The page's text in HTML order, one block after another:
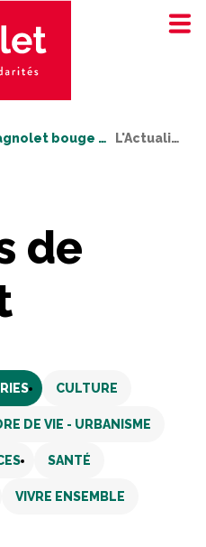
Bagnolet bouge ! L'Actualité
de
CULTURE
DE VIE - URBANISME
SANTÉ
VIVRE ENSEMBLE